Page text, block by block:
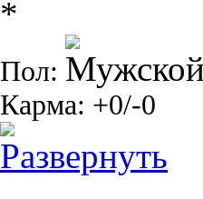
Пол:
Карма: +0/-0